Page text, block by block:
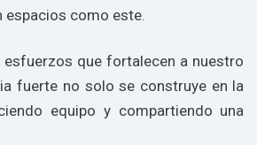
espacios como este.
que fortalecen a nuestro
fuerte no solo se construye en la
equipo y compartiendo una